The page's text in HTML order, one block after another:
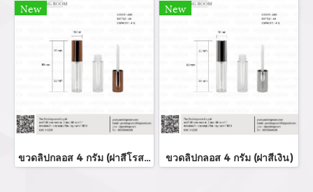
New
ขวดลิปกลอส 4 กรัม (ฝาสีโรสโกล์ด)
New
ขวดลิปกลอส 4 กรัม (ฝาสีเงิน)